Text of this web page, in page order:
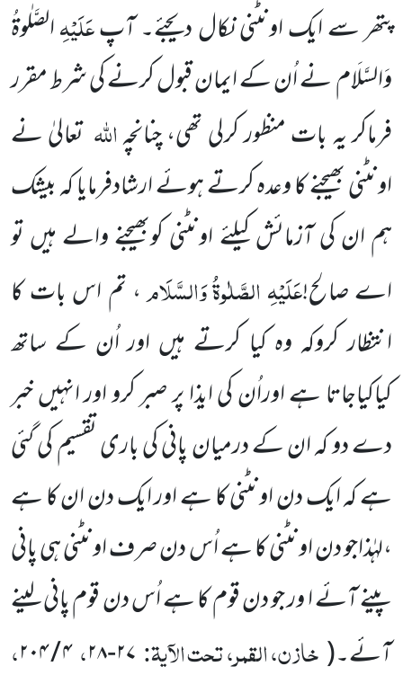
پتھر سے ایک اونٹنی نکال دیجئے۔ آپعَلَیْہِالصَّلٰوۃُ
وَالسَّلَامنے اُن کے ایمان قبول کرنے کی شرط مقرر
فرماکر یہ بات منظور کرلی تھی، چنانچہاللہ تعالیٰ نے
اونٹنی بھیجنے کا وعدہ کرتے ہوئے ارشادفرمایا کہ بیشک
ہم ان کی آزمائش کیلئے اونٹنی کوبھیجنے والے ہیں تو
اے صالح!عَلَیْہِالصَّلٰوۃُوَالسَّلَام، تم اس بات کا
انتظار کروکہ وہ کیا کرتے ہیں اور اُن کے ساتھ
کیاکیاجاتا ہے اوراُن کی ایذا پر صبر کرو اورانہیں خبر
دے دو کہ ان کے درمیان پانی کی باری تقسیم کی گئی
ہے کہ ایک دن اونٹنی کا ہے اور ایک دن ان کا ہے
،لہٰذاجو دن اونٹنی کا ہے اُس دن صرف اونٹنی ہی پانی
پینے آئے ا ور جو دن قوم کا ہے اُس دن قوم پانی لینے
آئے۔(خازن، القمر، تحت الآیۃ: ۲۷-۲۸،۴/۲۰۴،